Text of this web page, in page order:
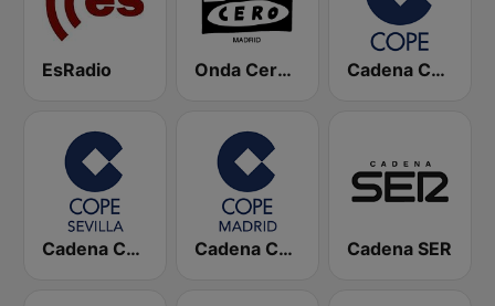
EsRadio Onda Cero Madrid Cadena COPE
Cadena COPE Sevilla Cadena COPE Madrid Cadena SER